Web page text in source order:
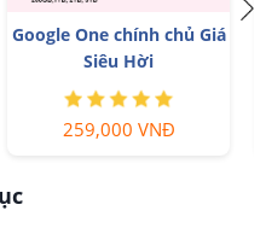
Google One chính chủ Giá
Siêu Hời
259,000 VNĐ